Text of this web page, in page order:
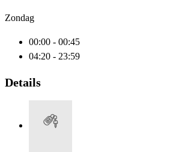
Zondag
00:00 - 00:45
04:20 - 23:59
Details